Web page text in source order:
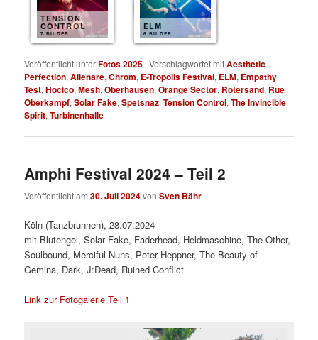
TENSION
CONTROL
7 BILDER
ELM
6 BILDER
Veröffentlicht unterFotos 2025 |Verschlagwortet mitAesthetic
Perfection,Alienare,Chrom, E-Tropolis Festival, ELM, Empathy
Test,Hocico,Mesh,Oberhausen,Orange Sector, Rotersand, Rue
Oberkampf,Solar Fake,Spetsnaz,Tension Control,The Invincible
Spirit,Turbinenhalle
Amphi Festival 2024 – Teil 2
Veröffentlicht am30. Juli 2024vonSven Bähr
Köln (Tanzbrunnen), 28.07.2024
mit Blutengel, Solar Fake, Faderhead, Heldmaschine, The Other,
Soulbound, Merciful Nuns, Peter Heppner, The Beauty of
Gemina, Dark, J:Dead, Ruined Conflict
Link zur Fotogalerie Teil 1